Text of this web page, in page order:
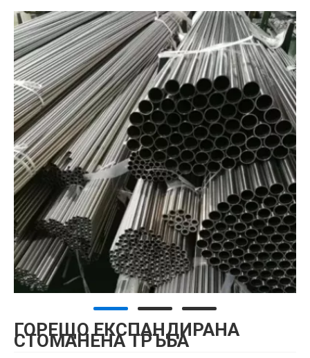
ГОРЕЩО ЕКСПАНДИРАНА
СТОМАНЕНА ТРЪБА